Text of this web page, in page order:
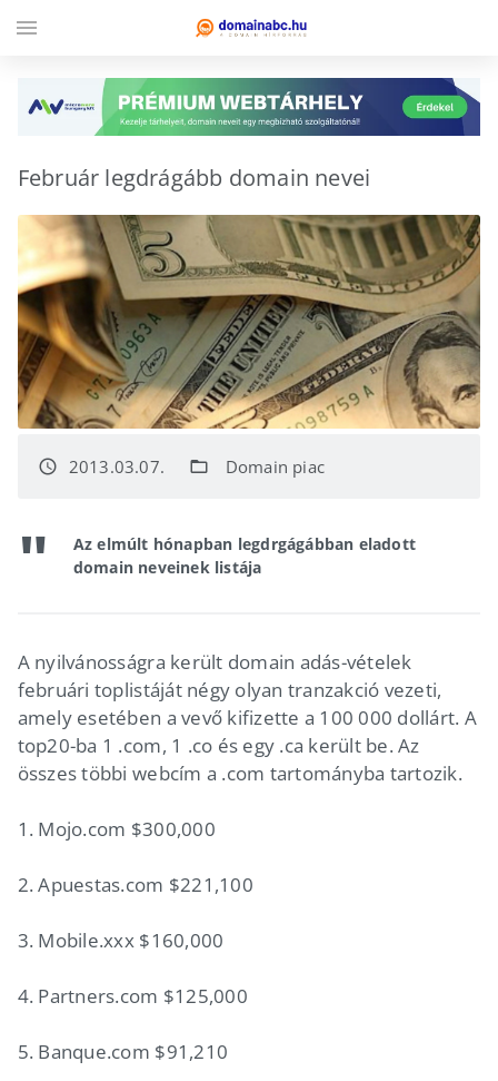
Február legdrágább domain nevei
access_time 2013.03.07. folder_open Domain piac
Az elmúlt hónapban legdrgágábban eladott
domain neveinek listája
A nyilvánosságra került domain adás-vételek
februári toplistáját négy olyan tranzakció vezeti,
amely esetében a vevő kifizette a 100 000 dollárt. A
top20-ba 1 .com, 1 .co és egy .ca került be. Az
összes többi webcím a .com tartományba tartozik.
1. Mojo.com $300,000
2. Apuestas.com $221,100
3. Mobile.xxx $160,000
4. Partners.com $125,000
5. Banque.com $91,210
menu